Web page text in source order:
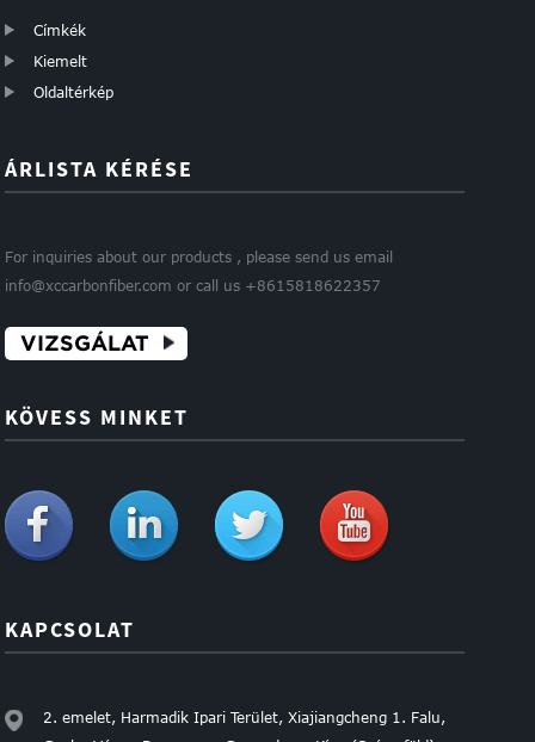
Címkék
Kiemelt
Oldaltérkép
ÁRLISTA KÉRÉSE
For inquiries about our products , please send us email
info@xccarbonfiber.com or call us +8615818622357
VIZSGÁLAT
KÖVESS MINKET
KAPCSOLAT
2. emelet, Harmadik Ipari Terület, Xiajiangcheng 1. Falu,